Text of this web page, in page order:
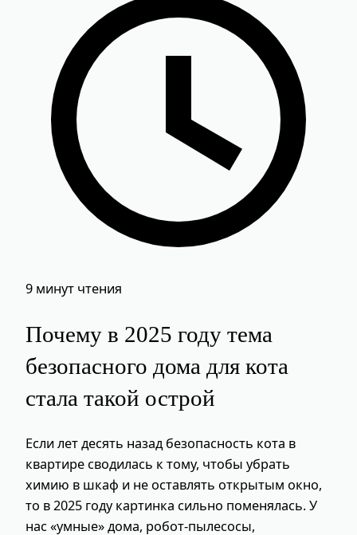
9 минут чтения
Почему в 2025 году тема
безопасного дома для кота
стала такой острой
Если лет десять назад безопасность кота в
квартире сводилась к тому, чтобы убрать
химию в шкаф и не оставлять открытым окно,
то в 2025 году картинка сильно поменялась. У
нас «умные» дома, робот-пылесосы,